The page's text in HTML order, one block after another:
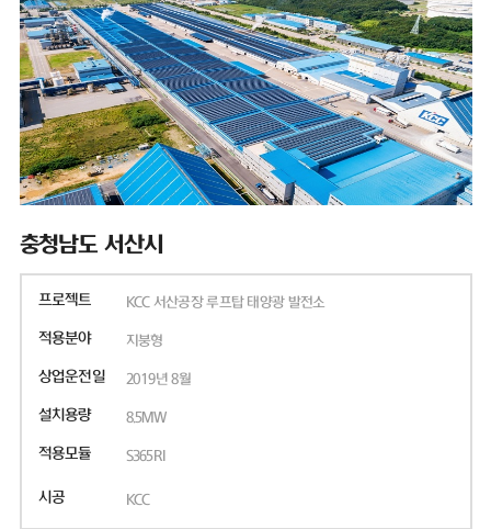
충청남도 서산시
프로젝트 KCC 서산공장 루프탑 태양광 발전소
적용분야 지붕형
상업운전일 2019년 8월
설치용량 8.5MW
적용모듈 S365RI
시공 KCC